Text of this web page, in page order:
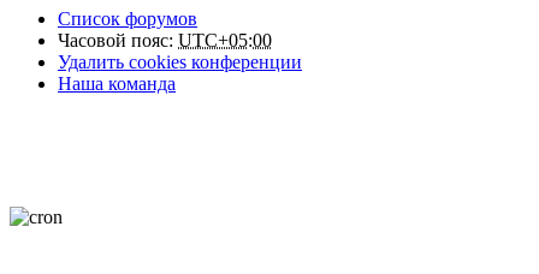
Список форумов
Часовой пояс: UTC+05:00
Удалить cookies конференции
Наша команда